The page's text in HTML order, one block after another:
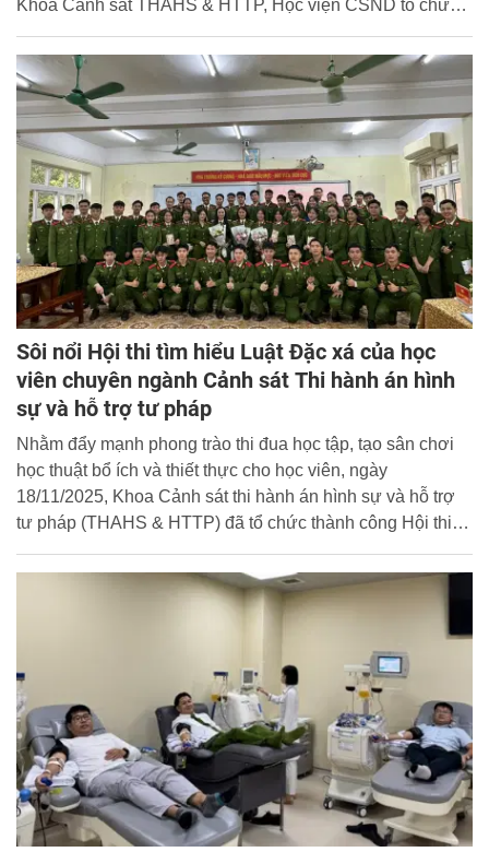
Khoa Cảnh sát THAHS & HTTP, Học viện CSND tổ chức
trong lòng các vận động viên và cổ động viên.
Sôi nổi Hội thi tìm hiểu Luật Đặc xá của học
viên chuyên ngành Cảnh sát Thi hành án hình
sự và hỗ trợ tư pháp
Nhằm đẩy mạnh phong trào thi đua học tập, tạo sân chơi
học thuật bổ ích và thiết thực cho học viên, ngày
18/11/2025, Khoa Cảnh sát thi hành án hình sự và hỗ trợ
tư pháp (THAHS & HTTP) đã tổ chức thành công Hội thi